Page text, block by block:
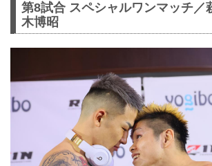
第8試合 スペシャルワンマッチ／
木博昭